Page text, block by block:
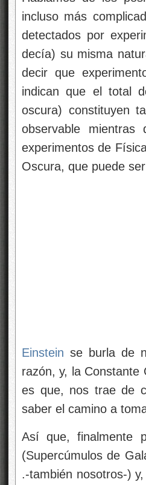
incluso más
detectados por
decía) su misma
decir que
indican que el total
oscura) constituyen
observable
experimentos de
Oscura, que puede
Einstein se burla de
razón, y, la Constante
es que, nos trae de
saber el camino a
Así que, finalmente
(Supercúmulos de
.-también nosotros-)